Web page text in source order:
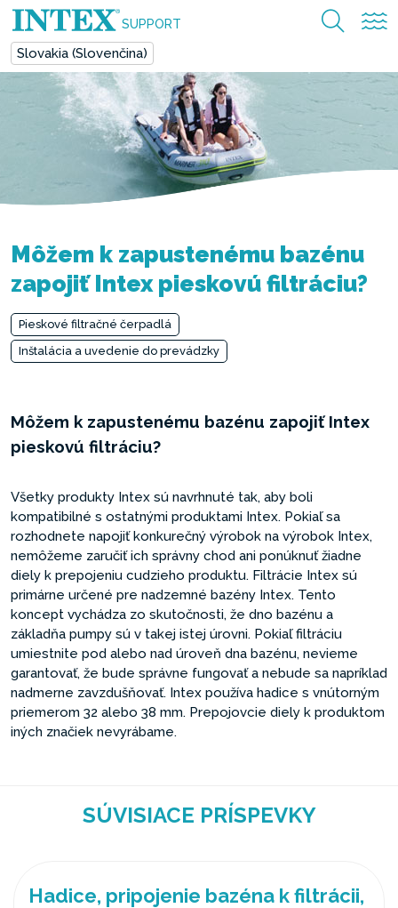
SUPPORT
Slovakia (Slovenčina)
Môžem k zapustenému bazénu
zapojiť Intex pieskovú filtráciu?
Pieskové filtračné čerpadlá
Inštalácia a uvedenie do prevádzky
Môžem k zapustenému bazénu zapojiť Intex
pieskovú filtráciu?
Všetky produkty Intex sú navrhnuté tak, aby boli
kompatibilné s ostatnými produktami Intex. Pokiaľ sa
rozhodnete napojiť konkurečný výrobok na výrobok Intex,
nemôžeme zaručiť ich správny chod ani ponúknuť žiadne
diely k prepojeniu cudzieho produktu. Filtrácie Intex sú
primárne určené pre nadzemné bazény Intex. Tento
koncept vychádza zo skutočnosti, že dno bazénu a
základňa pumpy sú v takej istej úrovni. Pokiaľ filtráciu
umiestnite pod alebo nad úroveň dna bazénu, nevieme
garantovať, že bude správne fungovať a nebude sa napríklad
nadmerne zavzdušňovať. Intex používa hadice s vnútorným
priemerom 32 alebo 38 mm. Prepojovcie diely k produktom
iných značiek nevyrábame.
SÚVISIACE PRÍSPEVKY
Hadice, pripojenie bazéna k filtrácii,